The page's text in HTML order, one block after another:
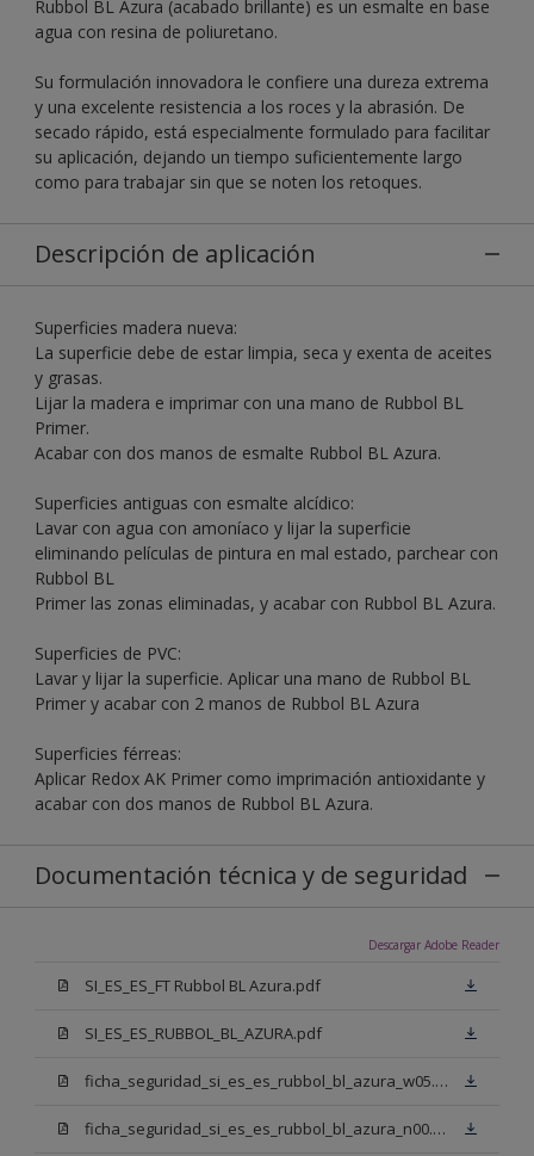
Rubbol BL Azura (acabado brillante) es un esmalte en base
agua con resina de poliuretano.
Su formulación innovadora le confiere una dureza extrema
y una excelente resistencia a los roces y la abrasión. De
secado rápido, está especialmente formulado para facilitar
su aplicación, dejando un tiempo suficientemente largo
como para trabajar sin que se noten los retoques.
Descripción de aplicación
Superficies madera nueva:
La superficie debe de estar limpia, seca y exenta de aceites
y grasas.
Lijar la madera e imprimar con una mano de Rubbol BL
Primer.
Acabar con dos manos de esmalte Rubbol BL Azura.
Superficies antiguas con esmalte alcídico:
Lavar con agua con amoníaco y lijar la superficie
eliminando películas de pintura en mal estado, parchear con
Rubbol BL
Primer las zonas eliminadas, y acabar con Rubbol BL Azura.
Superficies de PVC:
Lavar y lijar la superficie. Aplicar una mano de Rubbol BL
Primer y acabar con 2 manos de Rubbol BL Azura
Superficies férreas:
Aplicar Redox AK Primer como imprimación antioxidante y
acabar con dos manos de Rubbol BL Azura.
Documentación técnica y de seguridad
Descargar Adobe Reader
SI_ES_ES_FT Rubbol BL Azura.pdf
SI_ES_ES_RUBBOL_BL_AZURA.pdf
ficha_seguridad_si_es_es_rubbol_bl_azura_w05.pdf
ficha_seguridad_si_es_es_rubbol_bl_azura_n00.pdf